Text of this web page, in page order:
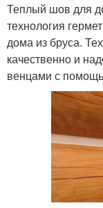
Теплый шов для
технология
дома из бруса.
качественно и
венцами с